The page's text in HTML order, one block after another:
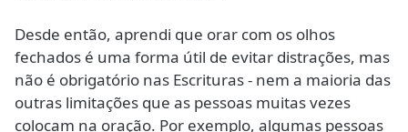
Desde então, aprendi que orar com os olhos
fechados é uma forma útil de evitar distrações, mas
não é obrigatório nas Escrituras - nem a maioria das
outras limitações que as pessoas muitas vezes
colocam na oração. Por exemplo, algumas pessoas